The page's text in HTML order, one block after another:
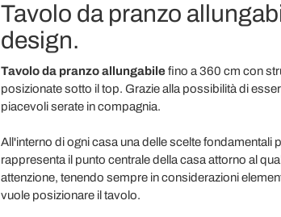
Tavolo da pranzo
design.
Tavolo da pranzo allungabilefino a 360 cm con
posizionate sotto il top. Grazie alla possibilità di
piacevoli serate in compagnia.
All'interno di ogni casa una delle scelte
rappresenta il punto centrale della casa attorno al
attenzione, tenendo sempre in considerazioni
vuole posizionare il tavolo.